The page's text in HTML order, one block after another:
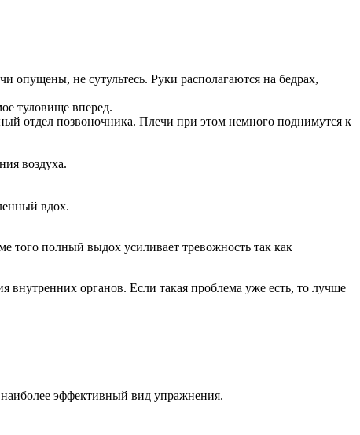
опущены, не сутультесь. Руки располагаются на бедрах,
туловище вперед.
отдел позвоночника. Плечи при этом немного поднимутся к
воздуха.
вдох.
полный выдох усиливает тревожность так как
органов. Если такая проблема уже есть, то лучше
эффективный вид упражнения.